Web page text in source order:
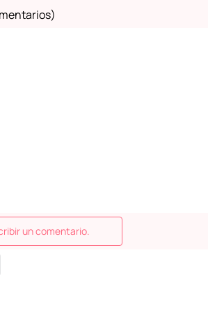
un comentario.